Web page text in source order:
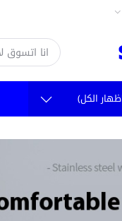
الكل)